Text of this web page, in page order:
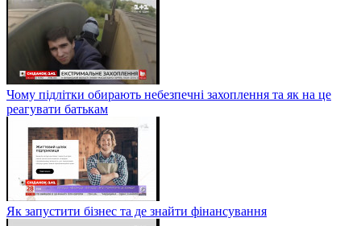
Чому підлітки обирають небезпечні захоплення та як на це
реагувати батькам
Як запустити бізнес та де знайти фінансування